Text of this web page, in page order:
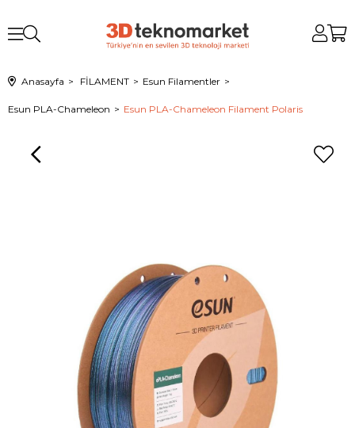
Anasayfa FİLAMENT Esun Filamentler
Esun PLA-Chameleon Esun PLA-Chameleon Filament Polaris